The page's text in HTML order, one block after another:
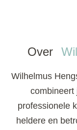
Over
Wilhelmus
combineert
professionele
heldere en